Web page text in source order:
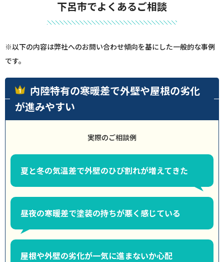
下呂市でよくあるご相談
※以下の内容は弊社へのお問い合わせ傾向を基にした一般的な事例
です。
内陸特有の寒暖差で外壁や屋根の劣化
が進みやすい
実際のご相談例
夏と冬の気温差で外壁のひび割れが増えてきた
昼夜の寒暖差で塗装の持ちが悪く感じている
屋根や外壁の劣化が一気に進まないか心配